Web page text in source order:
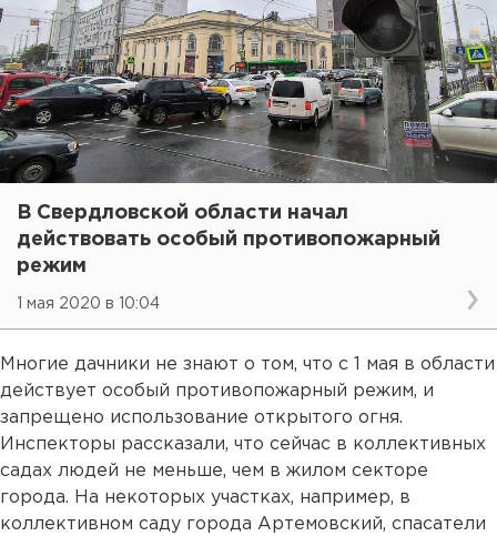
В Свердловской области начал
действовать особый противопожарный
режим
1 мая 2020 в 10:04
Многие дачники не знают о том, что с 1 мая в области
действует особый противопожарный режим, и
запрещено использование открытого огня.
Инспекторы рассказали, что сейчас в коллективных
садах людей не меньше, чем в жилом секторе
города. На некоторых участках, например, в
коллективном саду города Артемовский, спасатели